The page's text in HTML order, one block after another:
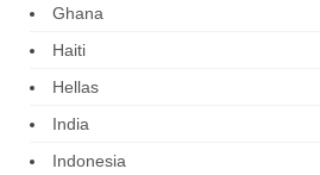
Ghana
Haiti
Hellas
India
Indonesia